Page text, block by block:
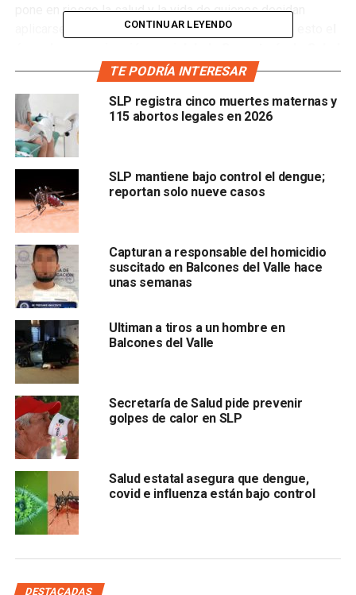
pone en riesgo la salud y la vida de quienes decidan
aplicarse una vacuna de dudosa procedencia. Ante esto e
dio a conocer que durante las últimas semanas de
enero se registró la comercialización de una
supuesta vacuna contra el covid-19 en la colonia
Balcones del Valle en la capital potosina.
Estas vacunas eran provenientes de Texas, Estados
tenían como fin el ofertarse en territorio
potosino,para ser aplicada en menores de edad
Fueron ofertadas mediante
denunciaron a la Comisión Estatal de Protección
contra Riesgos Sanitarios (Coepris).
La vocera de la Secretaría de Salud detalló que la
venta de vacunas contra el covid es un delito contra
la salud, pues representa un riesgo alto recibir una dosis
clandestina para cualquier persona, pues recordó que
todo inmunológico autorizado para ser aplicado
requiere de extremos cuidados de refrigeración, por
tanto, no se descartó que las dosis que vendieron
fueron sustraídas de manera clandestina de Estados
Unidos pa
CONTINUAR LEYENDO
TE PODRÍA INTERESAR
SLP registra cinco muertes maternas y
115 abortos legales en 2026
SLP mantiene bajo control el dengue;
reportan solo nueve casos
Capturan a responsable del homicidio
suscitado en Balcones del Valle hace
unas semanas
Ultiman a tiros a un hombre en
Balcones del Valle
Secretaría de Salud pide prevenir
golpes de calor en SLP
Salud estatal asegura que dengue,
covid e influenza están bajo control
DESTACADAS